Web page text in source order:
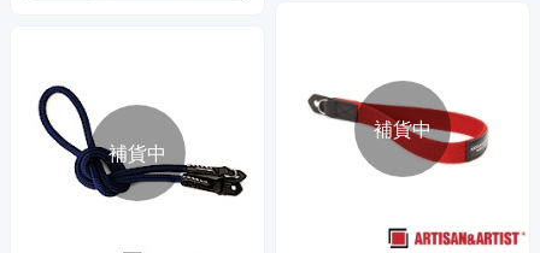
補貨中
補貨中